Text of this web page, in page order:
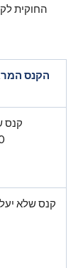
החוקית
הקנס
קנס